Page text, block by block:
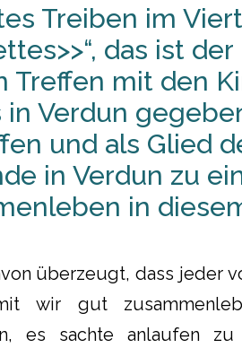
Treiben im
das ist
Treffen mit den
Verdun
und als Glied
in Verdun zu
in
überzeugt, dass jeder
wir gut
es sachte anlaufen